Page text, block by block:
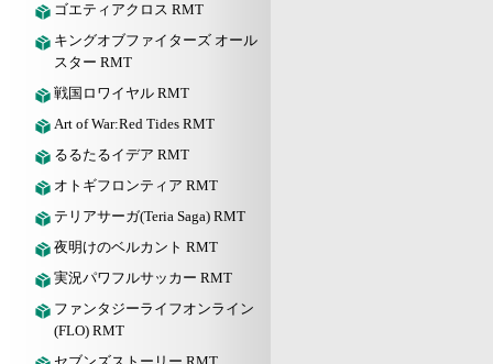
ゴエティアクロス RMT
キングオブファイターズ オール
スター RMT
戦国ロワイヤル RMT
Art of War:Red Tides RMT
るるたるイデア RMT
オトギフロンティア RMT
テリアサーガ(Teria Saga) RMT
夜明けのベルカント RMT
実況パワフルサッカー RMT
ファンタジーライフオンライン
(FLO) RMT